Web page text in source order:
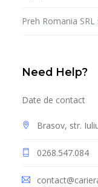
Preh Romania
Need Help?
Date de contact
Brasov, str.
0268.547.084